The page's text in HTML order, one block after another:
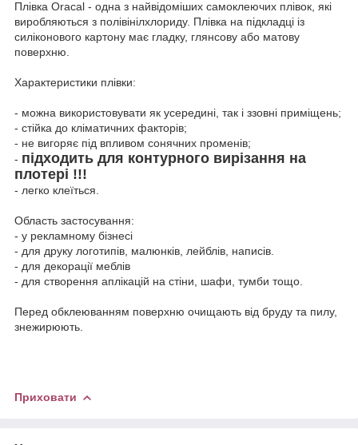
Плівка Oracal - одна з найвідоміших самоклеючих плівок, які
виробляються з полівінілхлориду. Плівка на підкладці із
силіконового картону має гладку, глянсову або матову
поверхню.
Характеристики плівки:
- можна використовувати як усередині, так і ззовні приміщень;
- стійка до кліматичних факторів;
- не вигоряє під впливом сонячних променів;
- підходить для контурного вирізання на
плотері !!!
- легко клеїться.
Область застосування:
- у рекламному бізнесі
- для друку логотипів, малюнків, лейблів, написів.
- для декорації меблів
- для створення аплікацій на стіни, шафи, тумби тощо.
Перед обклеюванням поверхню очищають від бруду та пилу,
знежирюють.
Приховати